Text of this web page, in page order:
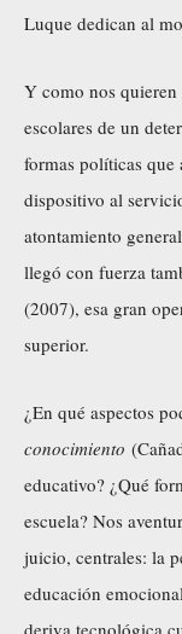
Luque dedican al
Y como nos quieren
escolares de un
formas políticas que
dispositivo al
atontamiento
llegó con fuerza
(2007), esa gran
superior.
¿En qué aspectos
conocimiento
educativo? ¿Qué
escuela? Nos
juicio, centrales: la
educación
deriva tecnológica